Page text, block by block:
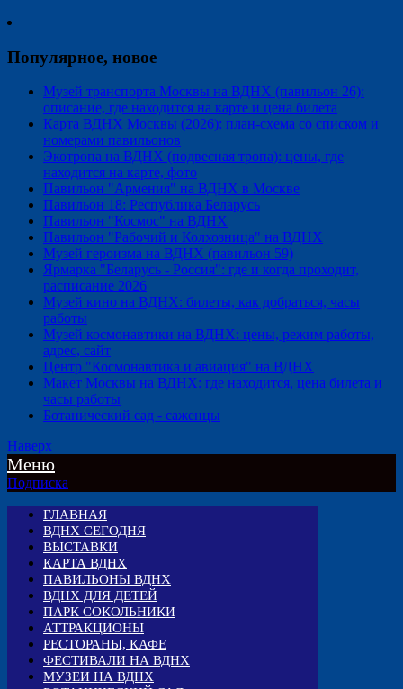
Популярное, новое
Музей транспорта Москвы на ВДНХ (павильон 26):
описание, где находится на карте и цена билета
Карта ВДНХ Москвы (2026): план-схема со списком и
номерами павильонов
Экотропа на ВДНХ (подвесная тропа): цены, где
находится на карте, фото
Павильон "Армения" на ВДНХ в Москве
Павильон 18: Республика Беларусь
Павильон "Космос" на ВДНХ
Павильон "Рабочий и Колхозница" на ВДНХ
Музей героизма на ВДНХ (павильон 59)
Ярмарка "Беларусь - Россия": где и когда проходит,
расписание 2026
Музей кино на ВДНХ: билеты, как добраться, часы
работы
Музей космонавтики на ВДНХ: цены, режим работы,
адрес, сайт
Центр "Космонавтика и авиация" на ВДНХ
Макет Москвы на ВДНХ: где находится, цена билета и
часы работы
Ботанический сад - саженцы
Наверх
Меню
Подписка
ГЛАВНАЯ
ВДНХ СЕГОДНЯ
ВЫСТАВКИ
КАРТА ВДНХ
ПАВИЛЬОНЫ ВДНХ
ВДНХ ДЛЯ ДЕТЕЙ
ПАРК СОКОЛЬНИКИ
АТТРАКЦИОНЫ
РЕСТОРАНЫ, КАФЕ
ФЕСТИВАЛИ НА ВДНХ
МУЗЕИ НА ВДНХ